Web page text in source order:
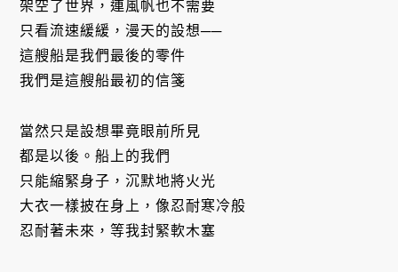
架空了世界，連風帆也不需要
只看流速緩緩，漫天的設想──
這艘船是我們最後的零件
我們是這艘船最初的信箋
當然只是設想畢竟眼前所見
都是以後。船上的我們
只能縮緊身子，沉默地將火光
大衣一樣披在身上，像忍耐寒冷般
忍耐著未來，等我封緊軟木塞